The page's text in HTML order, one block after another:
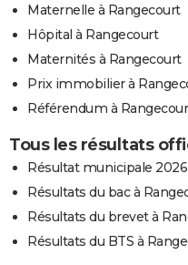
Maternelle à Rangecourt
Hôpital à Rangecourt
Maternités à Rangecourt
Prix immobilier à
Référendum à
Tous les résultats
Résultat municipale
Résultats du bac à
Résultats du brevet à
Résultats du BTS à